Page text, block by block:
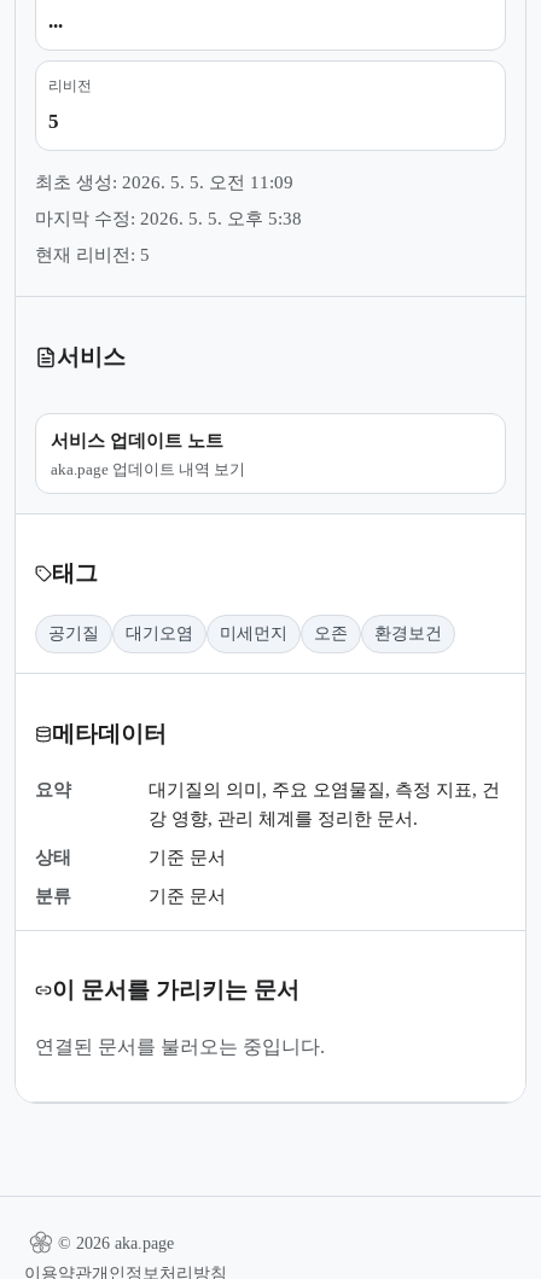
...
리비전
5
최초 생성: 2026. 5. 5. 오전 11:09
마지막 수정: 2026. 5. 5. 오후 5:38
현재 리비전: 5
서비스
서비스 업데이트 노트
aka.page 업데이트 내역 보기
태그
공기질 대기오염 미세먼지 오존 환경보건
메타데이터
요약
대기질의 의미, 주요 오염물질, 측정 지표, 건
강 영향, 관리 체계를 정리한 문서.
상태
기준 문서
분류
기준 문서
이 문서를 가리키는 문서
연결된 문서를 불러오는 중입니다.
© 2026 aka.page
이용약관개인정보처리방침